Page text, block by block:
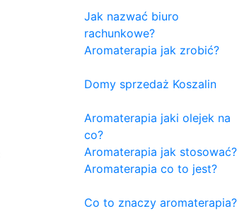
Jak nazwać biuro
rachunkowe?
Aromaterapia jak zrobić?
Domy sprzedaż Koszalin
Aromaterapia jaki olejek na
co?
Aromaterapia jak stosować?
Aromaterapia co to jest?
Co to znaczy aromaterapia?